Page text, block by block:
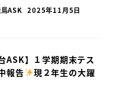
ASK 2025年11月5日
ASK】１学期期末テス
報告
️ 現２年生の大躍